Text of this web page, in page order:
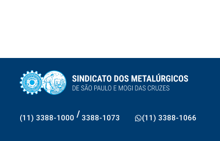
(11) 3388-1000 / 3388-1073 (11) 3388-1066